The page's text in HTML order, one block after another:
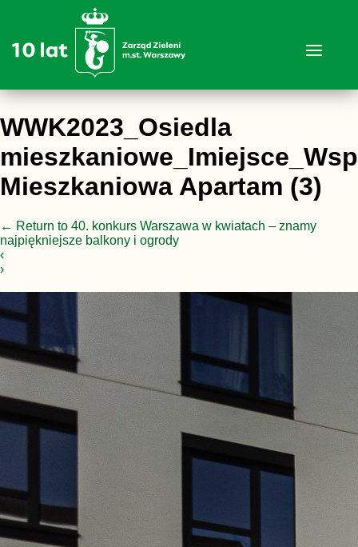
WWK2023_Osiedla
Mieszkaniowa Apartam (3)
← Return to 40. konkurs Warszawa w kwiatach – znamy
najpiękniejsze balkony i ogrody
‹
›